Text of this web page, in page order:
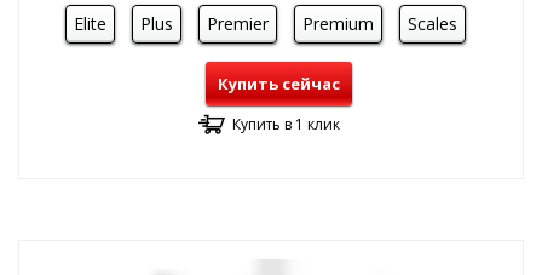
Elite Plus Premier Premium Scales
Купить сейчас
Купить в 1 клик